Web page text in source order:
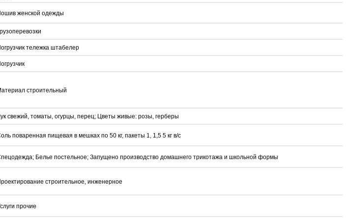
женской одежды
тележка штабелер
строительный
свежий, томаты, огурцы, перец; Цветы живые: розы, герберы
поваренная пищевая в мешках по 50 кг, пакеты 1, 1,5 5 кг в/с
Белье постельное; Запущено производство домашнего трикотажа и школьной формы
строительное, инженерное
прочие